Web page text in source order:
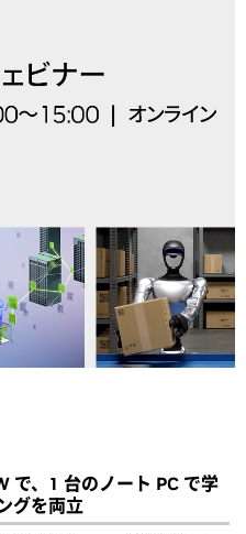
で、1 台のノート PC で学
グを両立